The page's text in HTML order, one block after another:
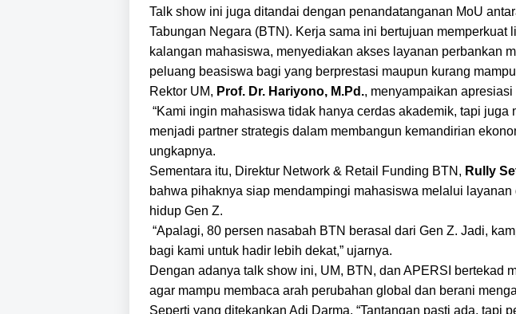
Talk show ini juga ditandai dengan penandatanganan MoU
Tabungan Negara (BTN). Kerja sama ini bertujuan memperkuat
kalangan mahasiswa, menyediakan akses layanan perbankan
peluang beasiswa bagi yang berprestasi maupun kurang
Rektor UM, Prof. Dr. Hariyono, M.Pd., menyampaikan
“Kami ingin mahasiswa tidak hanya cerdas akademik, tapi juga
menjadi partner strategis dalam membangun kemandirian
ungkapnya.
Sementara itu, Direktur Network & Retail Funding BTN, Rully
bahwa pihaknya siap mendampingi mahasiswa melalui
hidup Gen Z.
“Apalagi, 80 persen nasabah BTN berasal dari Gen Z. Jadi,
bagi kami untuk hadir lebih dekat,” ujarnya.
Dengan adanya talk show ini, UM, BTN, dan APERSI bertekad
agar mampu membaca arah perubahan global dan berani
Seperti yang ditekankan Adi Darma, “Tantangan pasti ada, tapi